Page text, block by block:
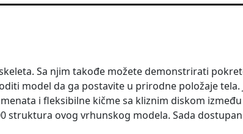
Sa njim takođe možete demonstrirati
model da ga postavite u prirodne položaje tela.
i fleksibilne kičme sa kliznim diskom
struktura ovog vrhunskog modela. Sada